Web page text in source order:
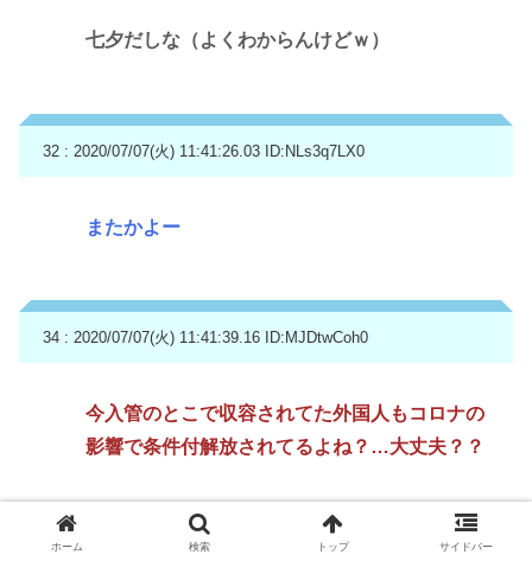
七夕だしな（よくわからんけどｗ）
32 : 2020/07/07(火) 11:41:26.03 ID:NLs3q7LX0
またかよー
34 : 2020/07/07(火) 11:41:39.16 ID:MJDtwCoh0
今入管のとこで収容されてた外国人もコロナの
影響で条件付解放されてるよね？…大丈夫？？
ホーム 検索 トップ サイドバー